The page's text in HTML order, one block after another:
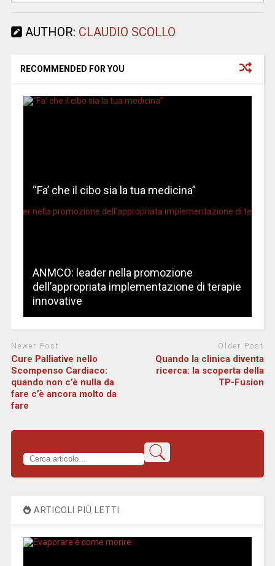
AUTHOR: CLAUDIO SCOLLO
RECOMMENDED FOR YOU
“Fa’ che il cibo sia la tua medicina”
ANMCO: leader nella promozione
dell’appropriata implementazione di terapie
innovative
Newer Post
Cure Palliative nello
Scompenso Cardiaco:
quando non c’è nulla da
fare c’è ancora molto da
fare
Older Post
Quando la clinica diventa
ricerca: la scoperta della
TP-Fusion
ARTICOLI PIÙ LETTI